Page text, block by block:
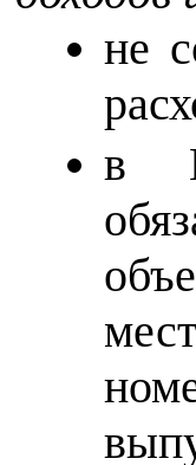
не
в